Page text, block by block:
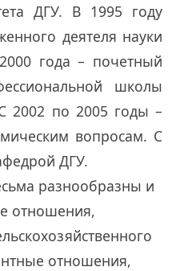
ДГУ. В 1995 году
деятеля науки
года – почетный
школы
2002 по 2005 годы –
вопросам. С
ДГУ.
разнообразны и
отношения,
отношения,